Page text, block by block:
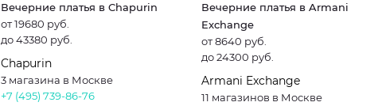
Вечерние платья в Chapurin
от 19680 руб.
до 43380 руб.
Chapurin
3 магазина в Москве
+7 (495) 739-86-76
Вечерние платья в Armani
Exchange
от 8640 руб.
до 24300 руб.
Armani Exchange
11 магазинов в Москве